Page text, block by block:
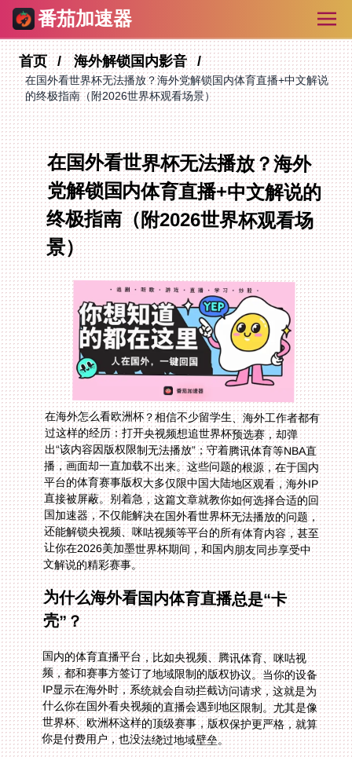
番茄加速器
首页 海外解锁国内影音
在国外看世界杯无法播放？海外党解锁国内体育直播+中文解说
的终极指南（附2026世界杯观看场景）
在国外看世界杯无法播放？海外
党解锁国内体育直播+中文解说的
终极指南（附2026世界杯观看场
景）
在海外怎么看欧洲杯？相信不少留学生、海外工作者都有
过这样的经历：打开央视频想追世界杯预选赛，却弹
出“该内容因版权限制无法播放”；守着腾讯体育等NBA直
播，画面却一直加载不出来。这些问题的根源，在于国内
平台的体育赛事版权大多仅限中国大陆地区观看，海外IP
直接被屏蔽。别着急，这篇文章就教你如何选择合适的回
国加速器，不仅能解决在国外看世界杯无法播放的问题，
还能解锁央视频、咪咕视频等平台的所有体育内容，甚至
让你在2026美加墨世界杯期间，和国内朋友同步享受中
文解说的精彩赛事。
为什么海外看国内体育直播总是“卡
壳”？
国内的体育直播平台，比如央视频、腾讯体育、咪咕视
频，都和赛事方签订了地域限制的版权协议。当你的设备
IP显示在海外时，系统就会自动拦截访问请求，这就是为
什么你在国外看央视频的直播会遇到地区限制。尤其是像
世界杯、欧洲杯这样的顶级赛事，版权保护更严格，就算
你是付费用户，也没法绕过地域壁垒。